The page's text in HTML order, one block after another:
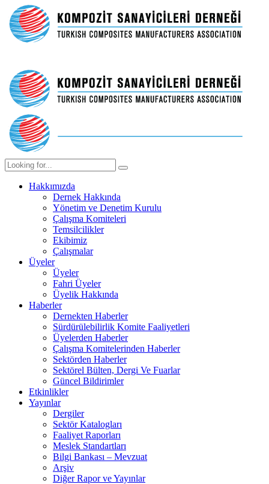
Hakkımızda
Dernek Hakkında
Yönetim ve Denetim Kurulu
Çalışma Komiteleri
Temsilcilikler
Ekibimiz
Çalışmalar
Üyeler
Üyeler
Fahri Üyeler
Üyelik Hakkında
Haberler
Dernekten Haberler
Sürdürülebilirlik Komite Faaliyetleri
Üyelerden Haberler
Çalışma Komitelerinden Haberler
Sektörden Haberler
Sektörel Bülten, Dergi Ve Fuarlar
Güncel Bildirimler
Etkinlikler
Yayınlar
Dergiler
Sektör Katalogları
Faaliyet Raporları
Meslek Standartları
Bilgi Bankası – Mevzuat
Arşiv
Diğer Rapor ve Yayınlar